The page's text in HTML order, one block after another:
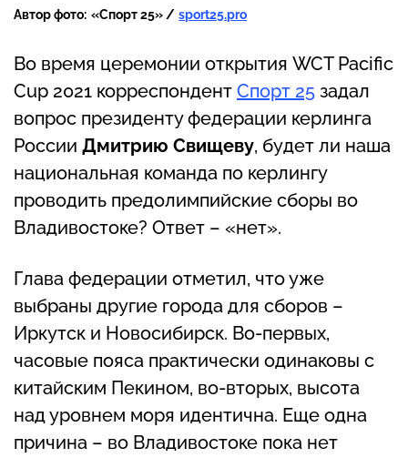
Автор фото: «Спорт 25» / sport25.pro
Во время церемонии открытия WCT Pacific
Cup 2021 корреспондент Спорт 25 задал
вопрос президенту федерации керлинга
России Дмитрию Свищеву, будет ли наша
национальная команда по керлингу
проводить предолимпийские сборы во
Владивостоке? Ответ – «нет».
Глава федерации отметил, что уже
выбраны другие города для сборов –
Иркутск и Новосибирск. Во-первых,
часовые пояса практически одинаковы с
китайским Пекином, во-вторых, высота
над уровнем моря идентична. Еще одна
причина – во Владивостоке пока нет